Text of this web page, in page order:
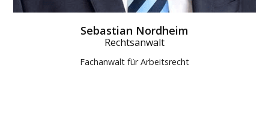
Sebastian Nordheim
Rechtsanwalt
Fachanwalt für Arbeitsrecht